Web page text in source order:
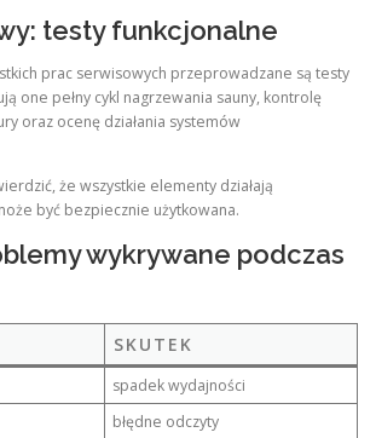
testy funkcjonalne
prac serwisowych przeprowadzane są testy
one pełny cykl nagrzewania sauny, kontrolę
oraz ocenę działania systemów
że wszystkie elementy działają
być bezpiecznie użytkowana.
wykrywane podczas
SKUTEK
spadek wydajności
błędne odczyty